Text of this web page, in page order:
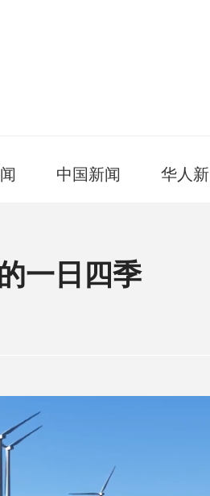
中国新闻 华人
一日四季